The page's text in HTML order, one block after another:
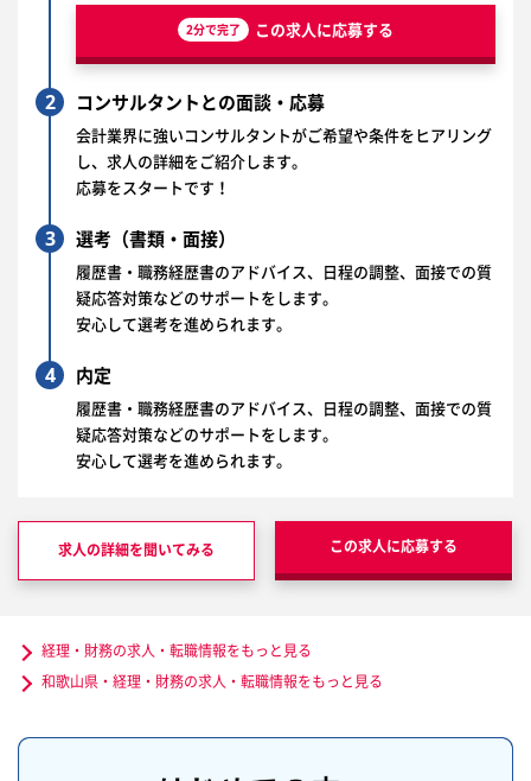
2分で完了 この求人に応募する
2 コンサルタントとの面談・応募
会計業界に強いコンサルタントがご希望や条件をヒアリング
し、求人の詳細をご紹介します。
応募をスタートです！
3 選考（書類・面接）
履歴書・職務経歴書のアドバイス、日程の調整、面接での質
疑応答対策などのサポートをします。
安心して選考を進められます。
4 内定
履歴書・職務経歴書のアドバイス、日程の調整、面接での質
疑応答対策などのサポートをします。
安心して選考を進められます。
求人の詳細を聞いてみる この求人に応募する
経理・財務の求人・転職情報をもっと見る
和歌山県・経理・財務の求人・転職情報をもっと見る